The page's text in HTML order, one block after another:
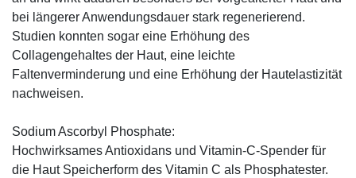
bei längerer Anwendungsdauer stark regenerierend.
Studien konnten sogar eine Erhöhung des
Collagengehaltes der Haut, eine leichte
Faltenverminderung und eine Erhöhung der Hautelastizität
nachweisen.
Sodium Ascorbyl Phosphate:
Hochwirksames Antioxidans und Vitamin-C-Spender für
die Haut Speicherform des Vitamin C als Phosphatester.